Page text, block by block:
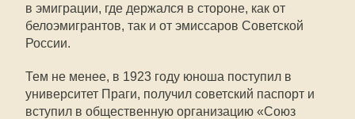
в эмиграции, где держался в стороне, как от
белоэмигрантов, так и от эмиссаров Советской
России.
Тем не менее, в 1923 году юноша поступил в
университет Праги, получил советский паспорт и
вступил в общественную организацию «Союз